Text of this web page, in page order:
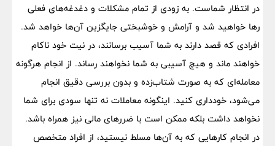
در انتظار شماست. به زودی از تمام مشکلات و دغدغه‌های فعلی
رها خواهید شد و آرامش و خوشبختی جایگزین آن‌ها خواهد شد.
افرادی که قصد دارند به شما آسیب برسانند، در نیت خود ناکام
خواهند ماند و هیچ آسیبی به شما نخواهند رساند. از انجام هرگونه
معامله‌ای که به صورت شتاب‌زده و بدون بررسی دقیق انجام
می‌شود، خودداری کنید. اینگونه معاملات نه تنها سودی برای شما
نخواهد داشت بلکه ممکن است با ضررهای مالی نیز همراه باشد.
در انجام کارهایی که به آن‌ها مسلط نیستید، از افراد متخصص